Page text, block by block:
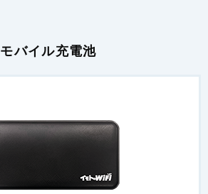
モバイル充電池